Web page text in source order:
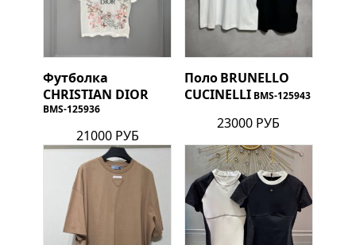
Футболка
CHRISTIAN DIOR
BMS-125936
21000 РУБ
Поло BRUNELLO
CUCINELLI BMS-125943
23000 РУБ